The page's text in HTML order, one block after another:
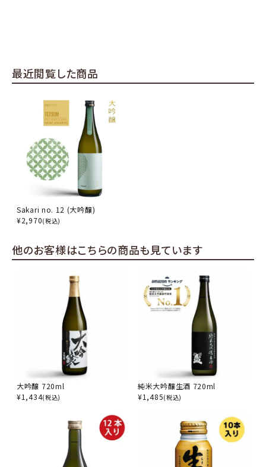
最近閲覧した商品
Sakari no. 12 (大吟醸)
¥2,970(税込)
他のお客様はこちらの商品も見ています
大吟醸 720ml
¥1,434(税込)
純米大吟醸生酒 720ml
¥1,485(税込)